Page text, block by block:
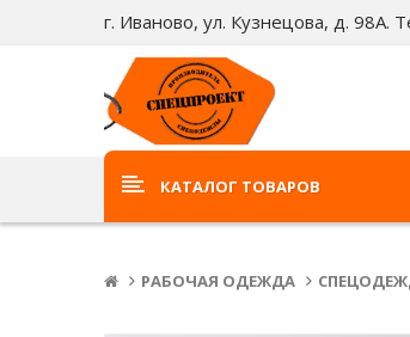
г. Иваново, ул. Кузнецова, д. 98А.
КАТАЛОГ ТОВАРОВ
РАБОЧАЯ ОДЕЖДА